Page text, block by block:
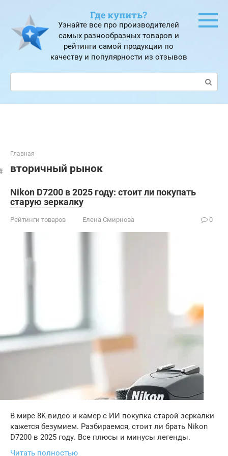
контенту
Где купить?
Узнайте все про производителей
самых разнообразных товаров и
рейтинги самой продукции по
качеству и популярности из отзывов
Поиск:
Главная
вторичный рынок
Nikon D7200 в 2025 году: стоит ли покупать
старую зеркалку
Рейтинги товаров Елена Смирнова 0
В мире 8K-видео и камер с ИИ покупка старой зеркалки
кажется безумием. Разбираемся, стоит ли брать Nikon
D7200 в 2025 году. Все плюсы и минусы легенды.
Читать полностью